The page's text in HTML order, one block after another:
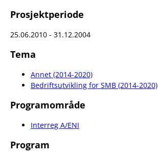
Prosjektperiode
25.06.2010 - 31.12.2004
Tema
Annet (2014-2020)
Bedriftsutvikling for SMB (2014-2020)
Programområde
Interreg A/ENI
Program